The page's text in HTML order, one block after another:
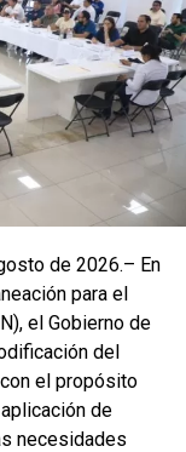
y privado,
como la
materia de
de defender la
de la presidenta
de
Afirmó
y llamó a no
informativas
de Quintana
y la
de 2026.– En
para el
el Gobierno de
del
el propósito
de
necesidades